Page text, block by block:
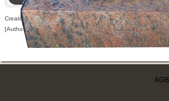
Created: 26.05.2010,
[Author visible for registered users only]
AGB